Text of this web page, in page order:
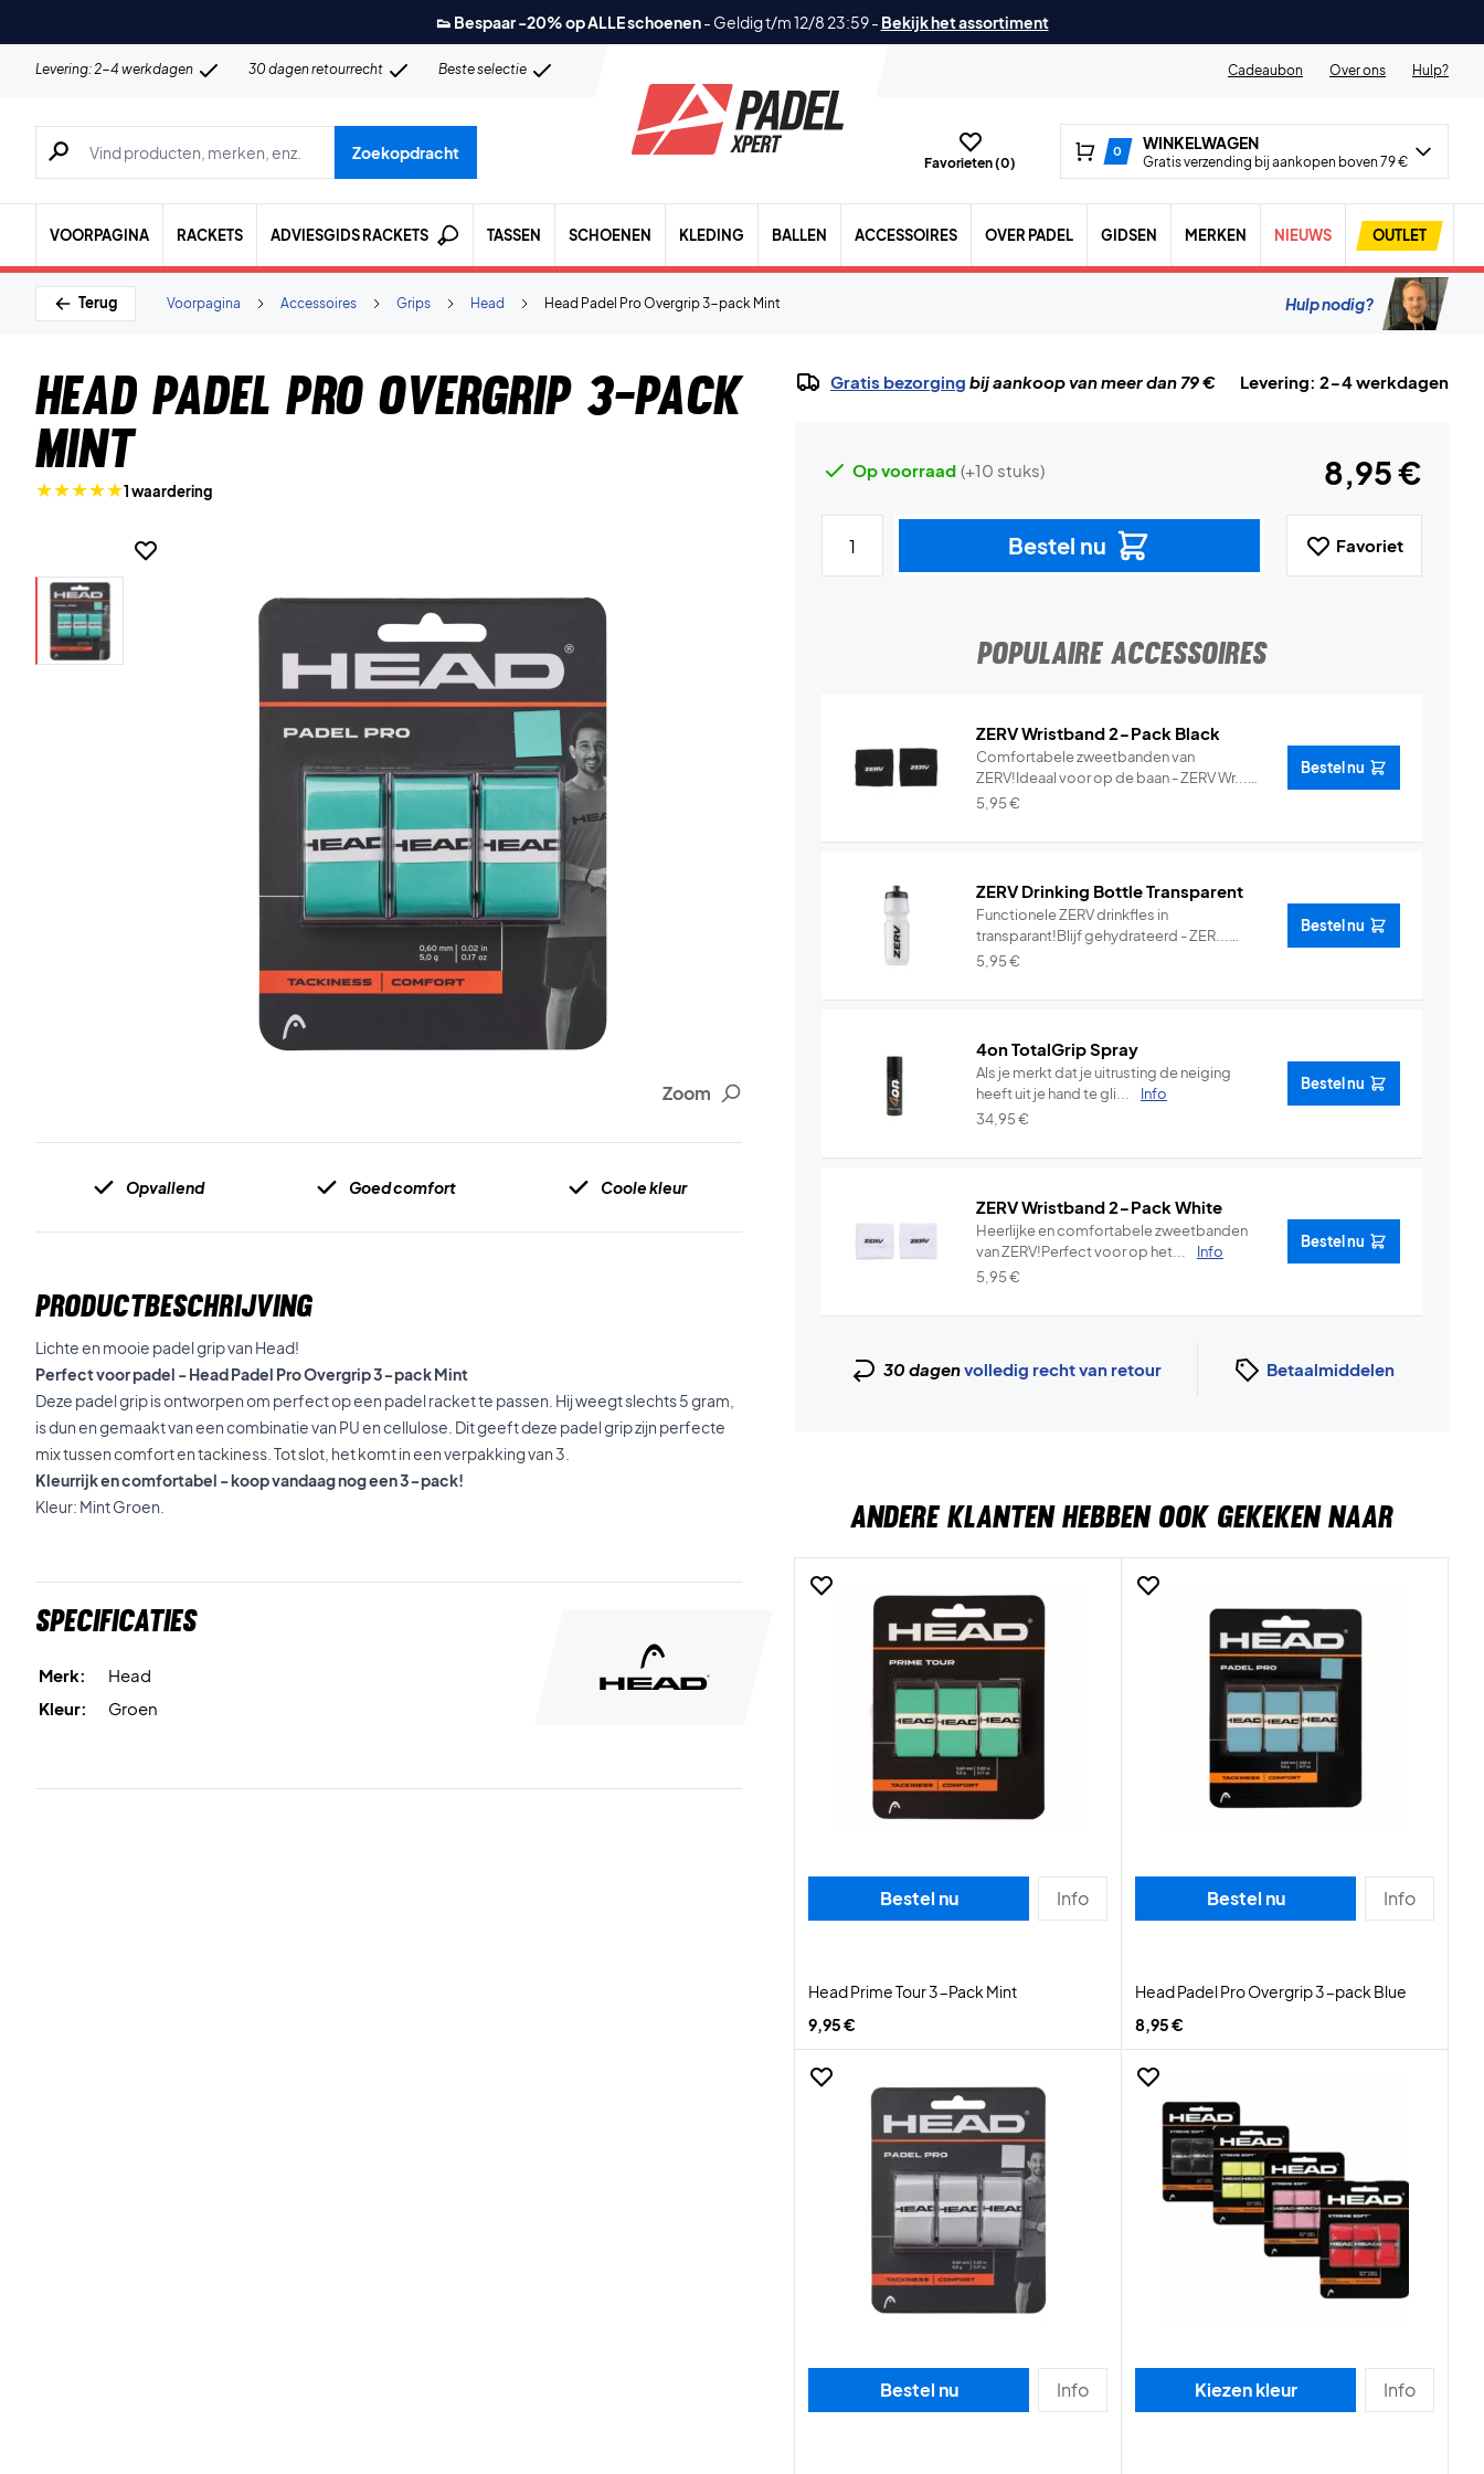
👟 Bespaar -20% op ALLE schoenen- Geldig t/m 12/8 23:59- Bekijk het assortiment
Levering: 2-4 werkdagen 30 dagen retourrecht Beste selectie Cadeaubon Over ons Hulp?
Zoeken naar producten, merken etc.
Zoekopdracht
Favorieten (0)
0 WINKELWAGEN
Gratis verzending bij aankopen boven 79 €
VOORPAGINA RACKETS ADVIESGIDS RACKETS TASSEN SCHOENEN KLEDING BALLEN ACCESSOIRES OVER PADEL GIDSEN MERKEN NIEUWS OUTLET
Terug Head Padel Pro Overgrip 3-pack Mint
Head
Grips
Accessoires
Voorpagina Hulp nodig?
Head Padel Pro Overgrip 3-pack
Mint
1 waardering
Zoom
Opvallend Goed comfort Coole kleur
PRODUCTBESCHRIJVING
Lichte en mooie padel grip van Head!​​​​​​​
Perfect voor padel - Head Padel Pro Overgrip 3-pack Mint
Deze padel grip is ontworpen om perfect op een padel racket te passen. Hij weegt slechts 5 gram,
is dun en gemaakt van een combinatie van PU en cellulose. Dit geeft deze padel grip zijn perfecte
mix tussen comfort en tackiness. Tot slot, het komt in een verpakking van 3.
Kleurrijk en comfortabel - koop vandaag nog een 3-pack!
Kleur: Mint Groen.
Specificaties
Merk:
Head
Kleur:
Groen
Gratis bezorging bij aankoop van meer dan 79 € Levering: 2-4 werkdagen
Op voorraad (+10 stuks) 8,95 €
Bestel nu Favoriet
POPULAIRE ACCESSOIRES
ZERV Wristband 2-Pack Black
Comfortabele zweetbanden van
ZERV!Ideaal voor op de baan - ZERV Wr...
Info
5,95€
Bestel nu
ZERV Drinking Bottle Transparent
Functionele ZERV drinkfles in
transparant!Blijf gehydrateerd - ZER...
Info
5,95€
Bestel nu
4on TotalGrip Spray
Als je merkt dat je uitrusting de neiging
heeft uit je hand te gli...
Info
34,95€
Bestel nu
ZERV Wristband 2-Pack White
Heerlijke en comfortabele zweetbanden
van ZERV!Perfect voor op het...
Info
5,95€
Bestel nu
30 dagenvolledig recht van retour Betaalmiddelen
ANDERE KLANTEN HEBBEN OOK GEKEKEN NAAR
Bestel nu Info
Head Prime Tour 3-Pack Mint
9,95 €
Bestel nu Info
Head Padel Pro Overgrip 3-pack Blue
8,95 €
Bestel nu Info Kiezen kleur Info